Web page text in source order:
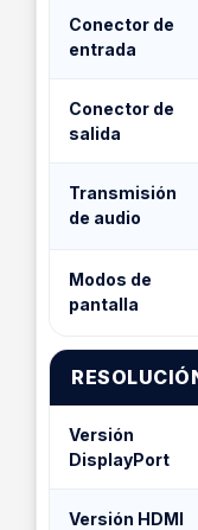
Conector de
entrada
Conector de
salida
Transmisión
de audio
Modos de
pantalla
Versión
DisplayPort
Versión HDMI